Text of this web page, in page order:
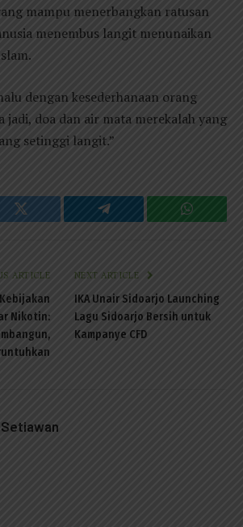
mampu menerbangkan ratusan
menembus langit menunaikan
dengan kesederhanaan orang
jadi, doa dan air mata merekalah yang
setinggi langit.”
Twitter Telegram
ARTICLE
Nikotin:
NEXT ARTICLE
IKA Unair Sidoarjo Launching
Lagu Sidoarjo Bersih untuk
Kampanye CFD